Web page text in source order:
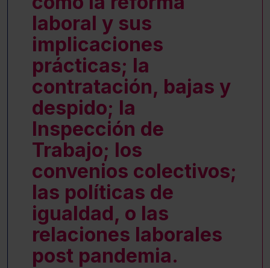
laboral y sus
implicaciones
prácticas; la
contratación, bajas y
despido; la
Inspección de
Trabajo; los
convenios colectivos;
las políticas de
igualdad, o las
relaciones laborales
post pandemia.